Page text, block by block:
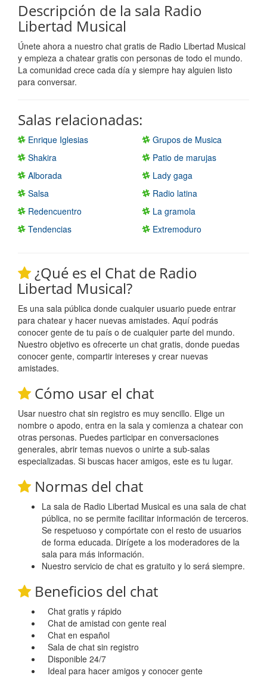
Descripción de la sala Radio
Libertad Musical
Únete ahora a nuestro chat gratis de Radio Libertad Musical
y empieza a chatear gratis con personas de todo el mundo.
La comunidad crece cada día y siempre hay alguien listo
para conversar.
Salas relacionadas:
Enrique Iglesias
Grupos de Musica
Shakira
Patio de marujas
Alborada
Lady gaga
Salsa
Radio latina
Redencuentro
La gramola
Tendencias
Extremoduro
¿Qué es el Chat de Radio
Libertad Musical?
Es una sala pública donde cualquier usuario puede entrar
para chatear y hacer nuevas amistades. Aquí podrás
conocer gente de tu país o de cualquier parte del mundo.
Nuestro objetivo es ofrecerte un chat gratis, donde puedas
conocer gente, compartir intereses y crear nuevas
amistades.
Cómo usar el chat
Usar nuestro chat sin registro es muy sencillo. Elige un
nombre o apodo, entra en la sala y comienza a chatear con
otras personas. Puedes participar en conversaciones
generales, abrir temas nuevos o unirte a sub-salas
especializadas. Si buscas hacer amigos, este es tu lugar.
Normas del chat
La sala de Radio Libertad Musical es una sala de chat
pública, no se permite facilitar información de terceros.
Se respetuoso y compórtate con el resto de usuarios
de forma educada. Dirígete a los moderadores de la
sala para más información.
Nuestro servicio de chat es gratuito y lo será siempre.
Beneficios del chat
Chat gratis y rápido
Chat de amistad con gente real
Chat en español
Sala de chat sin registro
Disponible 24/7
Ideal para hacer amigos y conocer gente